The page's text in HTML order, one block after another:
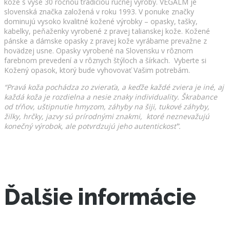
slovenská značka založená v roku 1993. V ponuke značky
dominujú vysoko kvalitné kožené výrobky – opasky, tašky,
kabelky, peňaženky vyrobené z pravej talianskej kože. Kožené
pánske a dámske opasky z pravej kože vyrábame prevažne z
hovädzej usne. Opasky vyrobené na Slovensku v rôznom
farebnom prevedení a v rôznych štýloch a šírkach. Vyberte si
Kožený opasok, ktorý bude vyhovovať Vašim potrebám.
“Pravá koža pochádza zo zvieraťa, a keďže každé zviera je iné, aj
každá koža je rozdielna a nesie znaky individuality. Škrabance
od tŕňov, uštipnutie hmyzom, záhyby na šiji, tukové záhyby,
žilky, hrčky, jazvy sú prírodnými znakmi, ktoré neznevažujú
konečný výrobok, ale potvrdzujú jeho autentickosť”.
Ďalšie informácie